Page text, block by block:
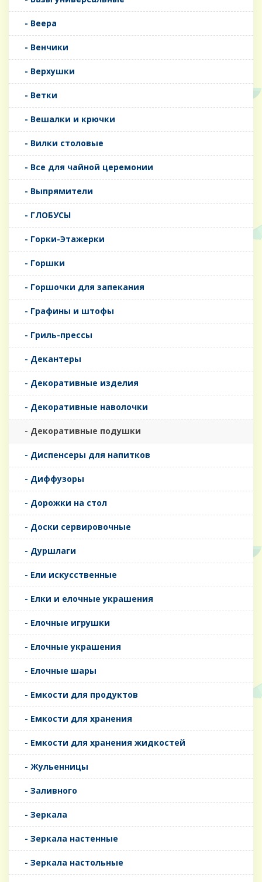
- Веера
- Венчики
- Верхушки
- Ветки
- Вешалки и крючки
- Вилки столовые
- Все для чайной церемонии
- Выпрямители
- ГЛОБУСЫ
- Горки-Этажерки
- Горшки
- Горшочки для запекания
- Графины и штофы
- Гриль-прессы
- Декантеры
- Декоративные изделия
- Декоративные наволочки
- Декоративные подушки
- Диспенсеры для напитков
- Диффузоры
- Дорожки на стол
- Доски сервировочные
- Дуршлаги
- Ели искусственные
- Елки и елочные украшения
- Елочные игрушки
- Елочные украшения
- Елочные шары
- Емкости для продуктов
- Емкости для хранения
- Емкости для хранения жидкостей
- Жульенницы
- Заливного
- Зеркала
- Зеркала настенные
- Зеркала настольные